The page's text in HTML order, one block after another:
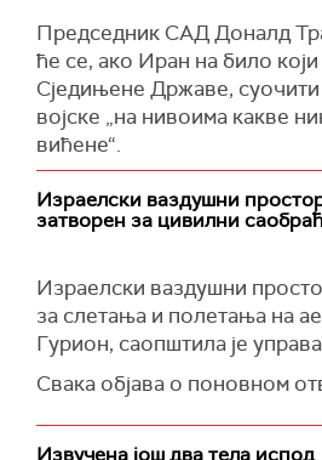
рекао је ирански министар.
Техеран не верује изјавама
учествовао у нападима.
"Неопходно је да
израелске нападе на
постројења ако желе да
вољу", нагласио је Арагчи.
Председник САДДоналд
ће се, ако Иран на било
Сједињене Државе,
војске „на нивоима какве
виђене“.
У објави на својој
Трамп је такође рекао да
везе са најновијим
сукоб.
"САД немају никакве везе
Ако нас Иран нападне на
снага и моћ америчких
обрушити на вас на
раније нису виђене.
Израелски ваздушни
затворен за цивилни
Израелски ваздушни
за слетања и полетања на
Гурион, саопштила је
Свака објава о поновном
Извучена још два тела испод